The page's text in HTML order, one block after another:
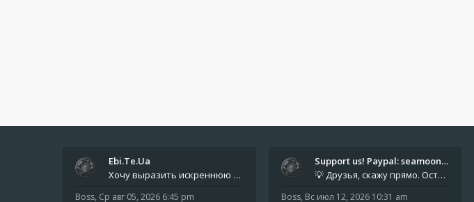
Ebi.Te.Ua
Хочу выразить искреннюю благодарность всем анонимным пользователям, которые поддержали наше сообщество финансово. Благод
Boss, Ср авг 05, 2026 6:45 pm
Support us! Paypal: seamoonpa…
💡 Друзья, скажу прямо. Осталось мало времени. За это время нам нужно закрыть последние обязательные расходы: около 500
Boss, Вс июл 12, 2026 10:31 am